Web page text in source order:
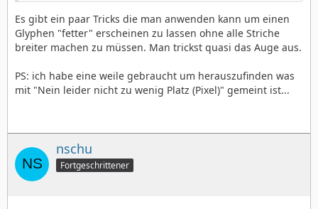
Es gibt ein paar Tricks die man anwenden kann um einen
Glyphen "fetter" erscheinen zu lassen ohne alle Striche
breiter machen zu müssen. Man trickst quasi das Auge aus.
PS: ich habe eine weile gebraucht um herauszufinden was
mit "Nein leider nicht zu wenig Platz (Pixel)" gemeint ist...
nschu
Fortgeschrittener